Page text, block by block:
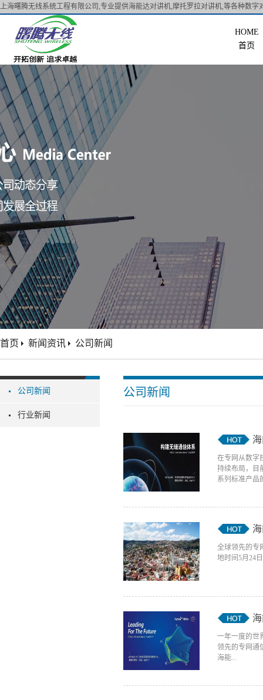
上海曙腾无线系统工程有限公司,专业提供海能达对讲机,摩托罗拉对讲机,等各种数字
首页
公司新闻
行业新闻
首页 新闻资讯 公司新闻
公司新闻
在专网从数字
持续布局，目
系列标准产品
全球领先的专
地时间5月24
一年一度的世
领先的专网通
海能...